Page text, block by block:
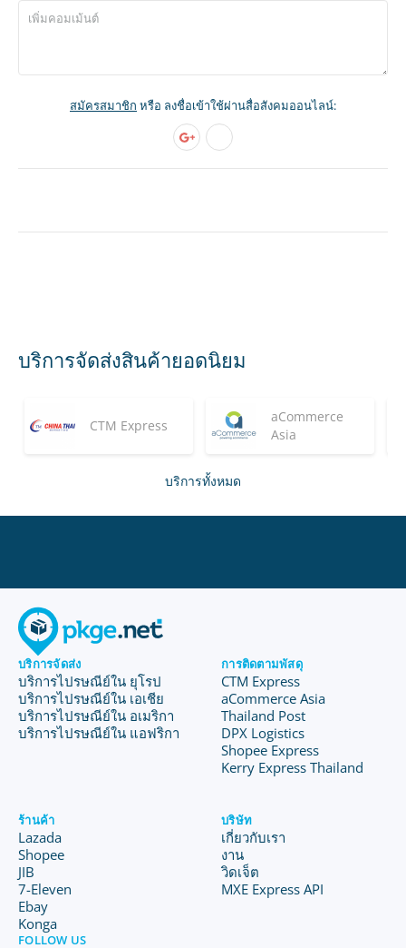
สมัครสมาชิก หรือ ลงชื่อเข้าใช้ผ่านสื่อสังคมออนไลน์:
บริการจัดส่งสินค้ายอดนิยม
CTM Express
aCommerce
Asia
บริการทั้งหมด
บริการจัดส่ง
บริการไปรษณีย์ใน ยุโรป
บริการไปรษณีย์ใน เอเชีย
บริการไปรษณีย์ใน อเมริกา
บริการไปรษณีย์ใน แอฟริกา
การติดตามพัสดุ
CTM Express
aCommerce Asia
Thailand Post
DPX Logistics
Shopee Express
Kerry Express Thailand
ร้านค้า
Lazada
Shopee
JIB
7-Eleven
Ebay
Konga
บริษัท
เกี่ยวกับเรา
งาน
วิดเจ็ต
MXE Express API
FOLLOW US